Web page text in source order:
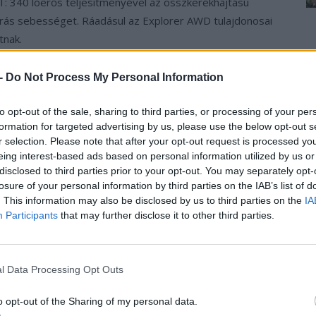
Do Not Process My Personal Information
opt-out of the sale, sharing to third parties, or processing of your
for targeted advertising by us, please use the below opt-out
selection. Please note that after your opt-out request is processed
interest-based ads based on personal information utilized by us
to third parties prior to your opt-out. You may separately
of your personal information by third parties on the IAB’s list of
This information may also be disclosed by us to third parties on the
Participants that may further disclose it to other third parties.
Data Processing Opt Outs
opt-out of the Sharing of my personal data.
sebességet. Ráadásul az Explorer AWD tulajdonosai
tárolóval és a biztonságosan zárható My Private
csomagtér-kapacitással számolhatnak.
Kölni EV Központban gyártott új, elektromos
kapacitású akkumulátorral, és 18 200 000 Ft a
részletesen tájékozódhatnak a ford.hu hivatalos
további tartalmakért!
Ford Ford Explorer Megjelenés